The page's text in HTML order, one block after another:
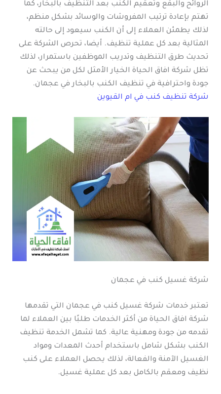
الروائح والبقع وتعقيم الكنب بعد التنظيف بالبخار، كما
تهتم بإعادة ترتيب المفروشات والوسائد بشكل منظم،
لذلك يطمئن العملاء إلى أن الكنب سيعود إلى حالته
المثالية بعد كل عملية تنظيف. أيضا، تحرص الشركة على
تحديث طرق التنظيف وتدريب الموظفين باستمرار، لذلك
تظل شركة افاق الحياة الخيار الأمثل لكل من يبحث عن
جودة واحترافية في تنظيف الكنب بالبخار في عجمان.
شركة تنظيف كنب في ام القيوين
شركة غسيل كنب في عجمان
تعتبر خدمات شركة غسيل كنب في عجمان التي تقدمها
شركة افاق الحياة من أكثر الخدمات طلبًا بين العملاء لما
تقدمه من جودة ومهنية عالية. كما تشمل الخدمة تنظيف
الكنب بشكل شامل باستخدام أحدث المعدات ومواد
الغسيل الآمنة والفعالة، لذلك يحصل العملاء على كنب
نظيف ومعقم بالكامل بعد كل عملية غسيل.